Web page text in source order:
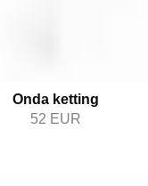
Onda ketting
52 EUR